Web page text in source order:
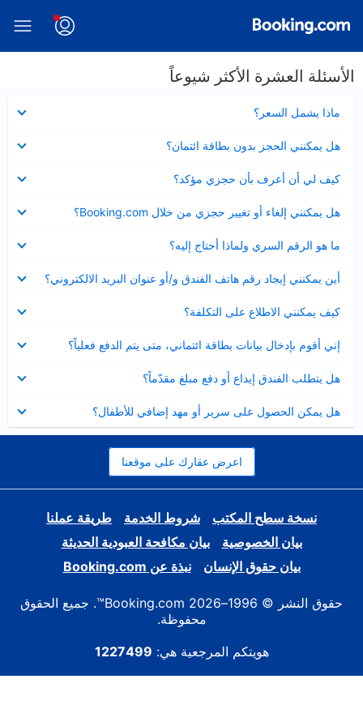
الأسئلة العشرة الأكثر شيوعاً
ماذا يشمل السعر؟
مصغر
هل يمكنني الحجز بدون بطاقة ائتمان؟
مصغر
كيف لي أن أعرف بأن حجزي مؤكد؟
مصغر
هل يمكنني إلغاء أو تغيير حجزي من خلال Booking.com؟
مصغر
ما هو الرقم السري ولماذا أحتاج إليه؟
مصغر
أين يمكنني إيجاد رقم هاتف الفندق و/أو عنوان البريد الالكتروني؟
عرض
مصغر
كيف يمكنني الاطلاع على التكلفة؟
مصغر
إني أقوم بإدخال بيانات بطاقة ائتماني، متى يتم الدفع فعلياً؟
مصغر
هل يتطلب الفندق إيداع أو دفع مبلغ مقدّماً؟
مصغر
هل يمكن الحصول على سرير أو مهد إضافي للأطفال؟
مصغر
اعرض عقارك على موقعنا
نسخة سطح المكتب شروط الخدمة
طريقة عملنا
بيان الخصوصية
بيان مكافحة العبودية الحديثة
بيان حقوق الإنسان
نبذة عن Booking.com
حقوق النشر © 1996–2026 Booking.com™. جميع الحقوق
محفوظة.
هويتكم المرجعية هي: 1227499